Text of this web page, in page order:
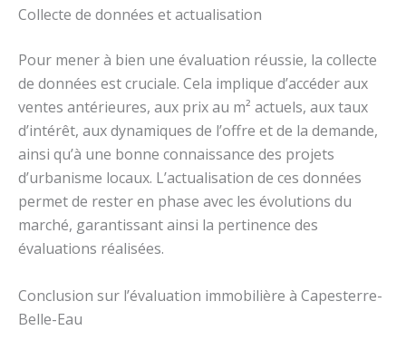
Collecte de données et actualisation
Pour mener à bien une évaluation réussie, la collecte
de données est cruciale. Cela implique d’accéder aux
ventes antérieures, aux prix au m² actuels, aux taux
d’intérêt, aux dynamiques de l’offre et de la demande,
ainsi qu’à une bonne connaissance des projets
d’urbanisme locaux. L’actualisation de ces données
permet de rester en phase avec les évolutions du
marché, garantissant ainsi la pertinence des
évaluations réalisées.
Conclusion sur l’évaluation immobilière à Capesterre-
Belle-Eau